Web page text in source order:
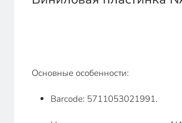
Основные особенности:
Barcode: 5711053021991.